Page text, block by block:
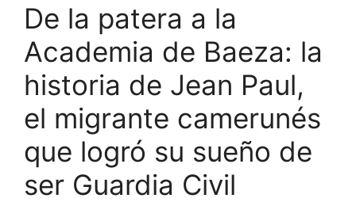
De la patera a la
Academia de Baeza: la
historia de Jean Paul,
el migrante camerunés
que logró su sueño de
ser Guardia Civil